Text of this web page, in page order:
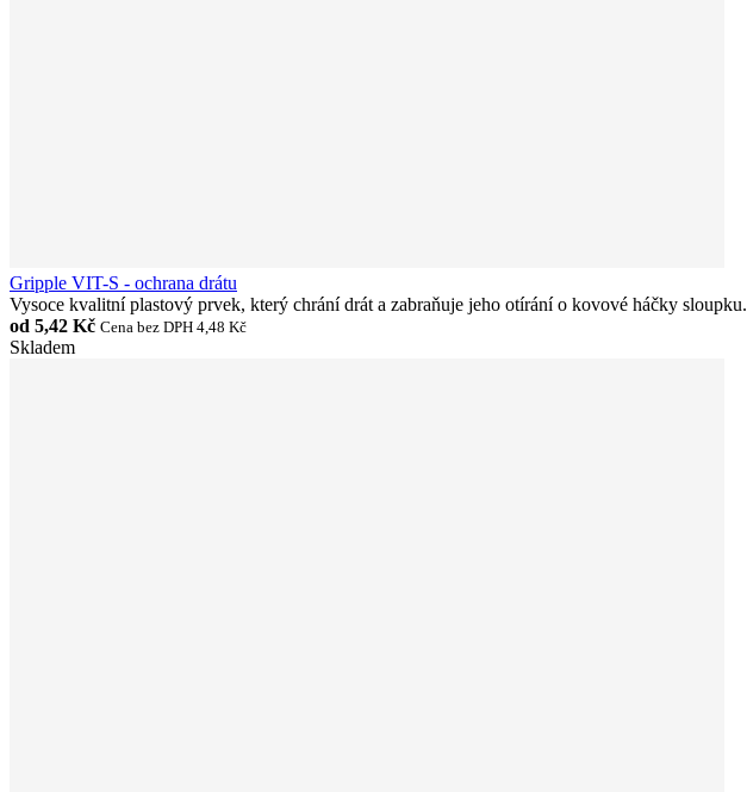
Gripple VIT-S - ochrana drátu
Vysoce kvalitní plastový prvek, který chrání drát a zabraňuje jeho otírání o kovové háčky sloupku.
od 5,42 Kč Cena bez DPH 4,48 Kč
Skladem